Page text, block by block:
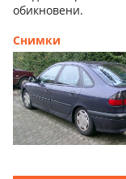
обикновени.
Снимки